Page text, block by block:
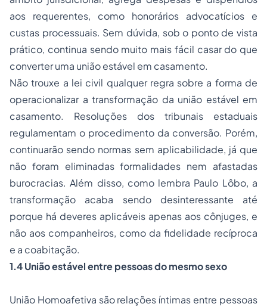
aos requerentes, como honorários advocatícios e
custas processuais. Sem dúvida, sob o ponto de vista
prático, continua sendo muito mais fácil casar do que
converter uma união estável em casamento.
Não trouxe a lei civil qualquer regra sobre a forma de
operacionalizar a transformação da união estável em
casamento. Resoluções dos tribunais estaduais
regulamentam o procedimento da conversão. Porém,
continuarão sendo normas sem aplicabilidade, já que
não foram eliminadas formalidades nem afastadas
burocracias. Além disso, como lembra Paulo Lôbo, a
transformação acaba sendo desinteressante até
porque há deveres aplicáveis apenas aos cônjuges, e
não aos companheiros, como da fidelidade recíproca
e a coabitação.
1.4 União estável entre pessoas do mesmo sexo
União Homoafetiva são relações íntimas entre pessoas